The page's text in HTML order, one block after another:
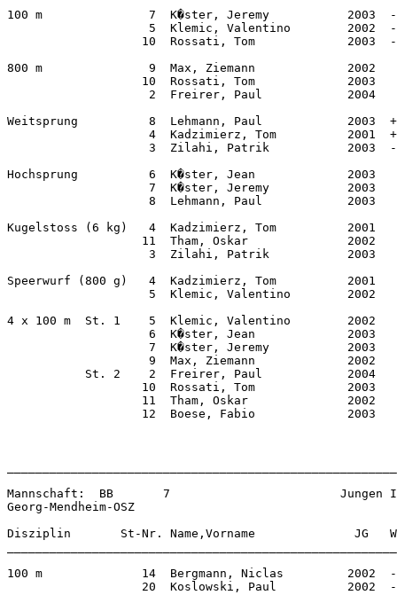
100 m               7  K�ster, Jeremy
5  Klemic, Valentino        2002
10  Rossati, Tom
800 m               9  Max, Ziemann
10  Rossati, Tom             2003
2  Freirer, Paul
Weitsprung          8  Lehmann, Paul
4  Kadzimierz, Tom          2001
3  Zilahi, Patrik
Hochsprung          6  K�ster, Jean
7  K�ster, Jeremy           2003
8  Lehmann, Paul
Kugelstoss (6 kg)   4  Kadzimierz, Tom
11  Tham, Oskar              2002
3  Zilahi, Patrik
Speerwurf (800 g)   4  Kadzimierz, Tom
5  Klemic, Valentino        2002
4 x 100 m  St. 1    5  Klemic, Valentino        2002
6  K�ster, Jean
7  K�ster,
9  Max, Ziemann
St. 2    2  Freirer, Paul
10  Rossati, Tom
11  Tham, Oskar
12  Boese, Fabio
Mannschaft:  BB       7                        Jungen I
Georg-Mendheim-OSZ
Disziplin       St-Nr. Name,Vorname              JG
100 m              14  Bergmann, Niclas
20  Koslowski, Paul          2002